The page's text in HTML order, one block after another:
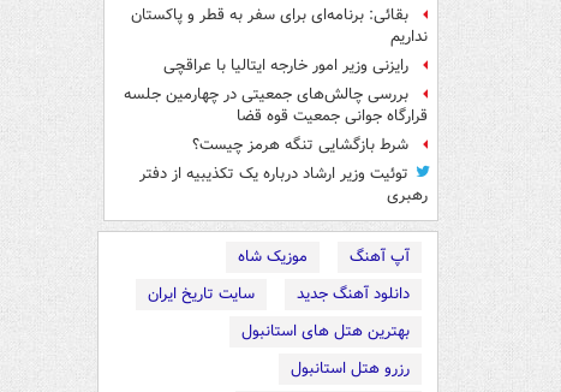
بقائی: برنامه‌ای برای سفر به قطر و پاکستان
نداریم
رایزنی وزیر امور خارجه ایتالیا با عراقچی
بررسی چالش‌های جمعیتی در چهارمین جلسه
قرارگاه جوانی جمعیت قوه قضا
شرط بازگشایی تنگه هرمز چیست؟
توئیت وزیر ارشاد درباره یک تکذیبیه از دفتر
رهبری
آپ آهنگ
موزیک شاه
دانلود آهنگ جدید
سایت تاریخ ایران
بهترین هتل های استانبول
رزرو هتل استانبول